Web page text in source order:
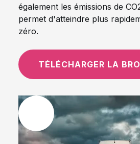
également les émissions de
permet d'atteindre plus
zéro.
TÉLÉCHARGER LA